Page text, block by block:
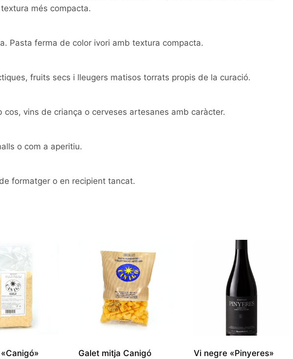
més compacta.
Pasta ferma de color ivori amb textura compacta.
fruits secs i lleugers matisos torrats propis de la curació.
vins de criança o cerveses artesanes amb caràcter.
o com a aperitiu.
formatger o en recipient tancat.
Galet mitja Canigó Vi negre «Pinyeres»